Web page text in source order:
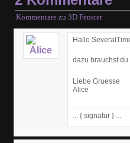
Kommentare zu 3D Fenster
Hallo
dazu brauchst
Liebe Gruesse
Alice
... { signatur } ...